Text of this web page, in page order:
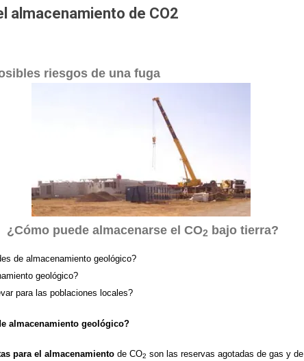
almacenamiento de CO2
riesgos de una fuga
¿Cómo puede almacenarse el CO2 bajo tierra?
de almacenamiento geológico?
geológico?
para las poblaciones locales?
almacenamiento geológico?
para el almacenamiento de CO2 son las reservas agotadas de gas y de